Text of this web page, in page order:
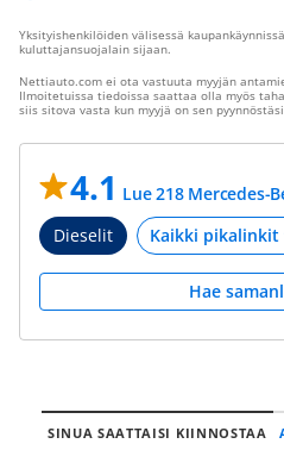
Yksityishenkilöiden välisessä
kuluttajansuojalain sijaan.
Nettiauto.com ei ota vastuuta myyjän
Ilmoitetuissa tiedoissa saattaa olla myös
siis sitova vasta kun myyjä on sen
4.1 Lue 218 Mercedes-
Dieselit
Hae
SINUA SAATTAISI KIINNOSTAA